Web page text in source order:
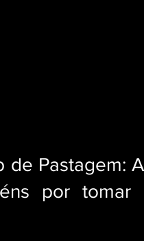
de Pastagem:
por tomar